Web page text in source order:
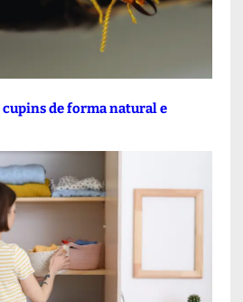
cupins de forma natural e